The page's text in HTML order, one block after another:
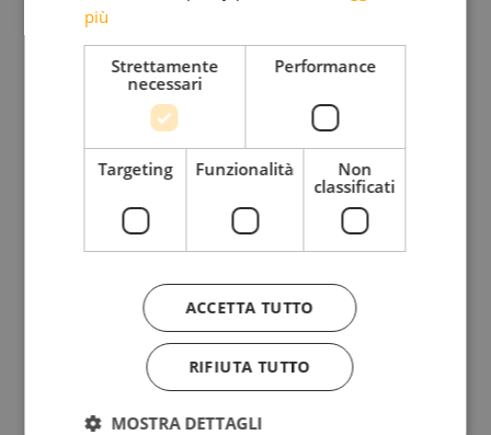
È colpa della sinistra se i cervelloni di destra non
riescono ad allestire una mostra decente nemmeno
Ma non dirlo ai tolkeniani che erano orgogliosi
della mostra sul libro dell’anello
È colpa della sinistra se Trump e consimili
disprezzano ogni tipo di regola
più
Strettamente
necessari
Performance
Targeting Funzionalità
Non
classificati
ACCETTA TUTTO
RIFIUTA TUTTO
MOSTRA DETTAGLI